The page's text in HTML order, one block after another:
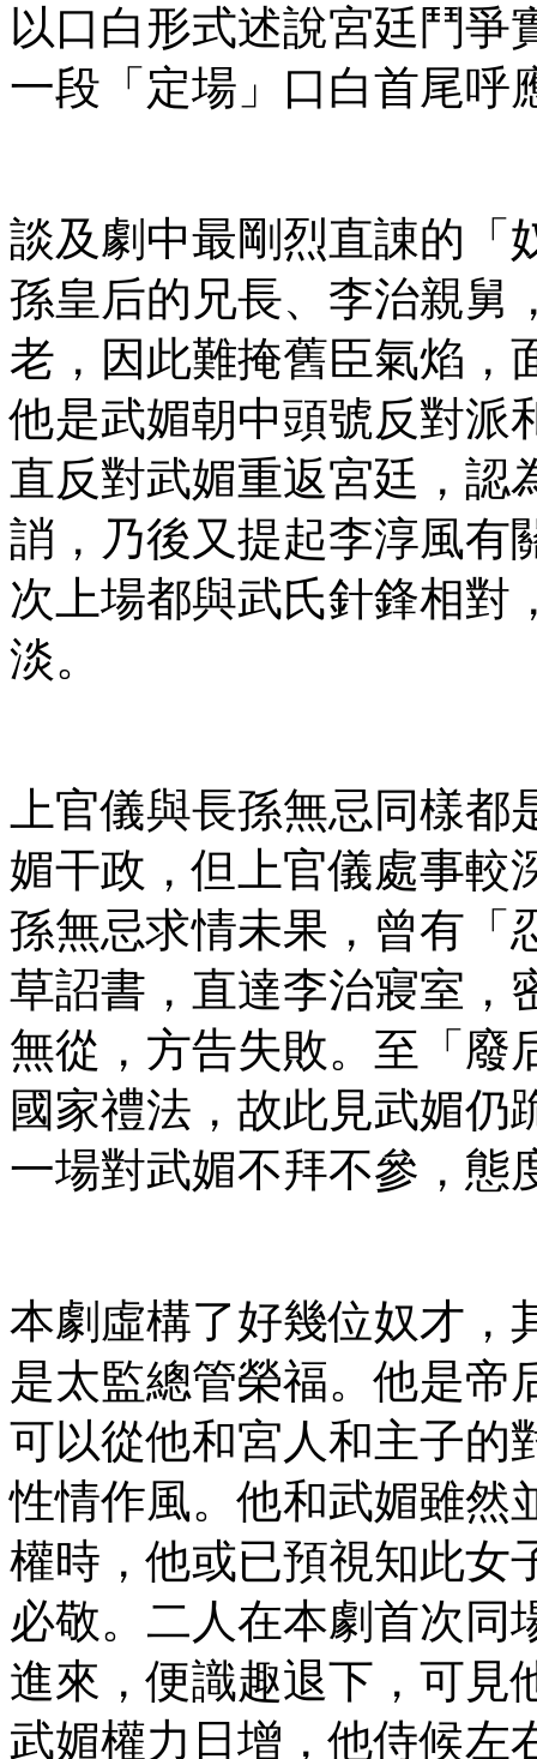
以口白形式述說宮廷鬥爭
一段「定場」口白首尾呼
談及劇中最剛烈直諌的「
孫皇后的兄長、李治親舅
老，因此難掩舊臣氣焰，
他是武媚朝中頭號反對派
直反對武媚重返宮廷，認
誚，乃後又提起李淳風有
次上場都與武氏針鋒相對
淡。
上官儀與長孫無忌同樣
媚干政，但上官儀處事較
孫無忌求情未果，曾有「
草詔書，直達李治寢室，
無從，方告失敗。至「廢
國家禮法，故此見武媚仍
一場對武媚不拜不參，態
本劇虛構了好幾位奴才，
是太監總管榮福。他是帝
可以從他和宮人和主子的
性情作風。他和武媚雖然
權時，他或已預視知此女
必敬。二人在本劇首次同
進來，便識趣退下，可見
武媚權力日增，他侍候左